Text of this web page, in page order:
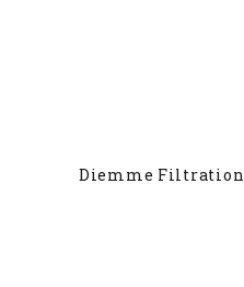
Diemme Filtration